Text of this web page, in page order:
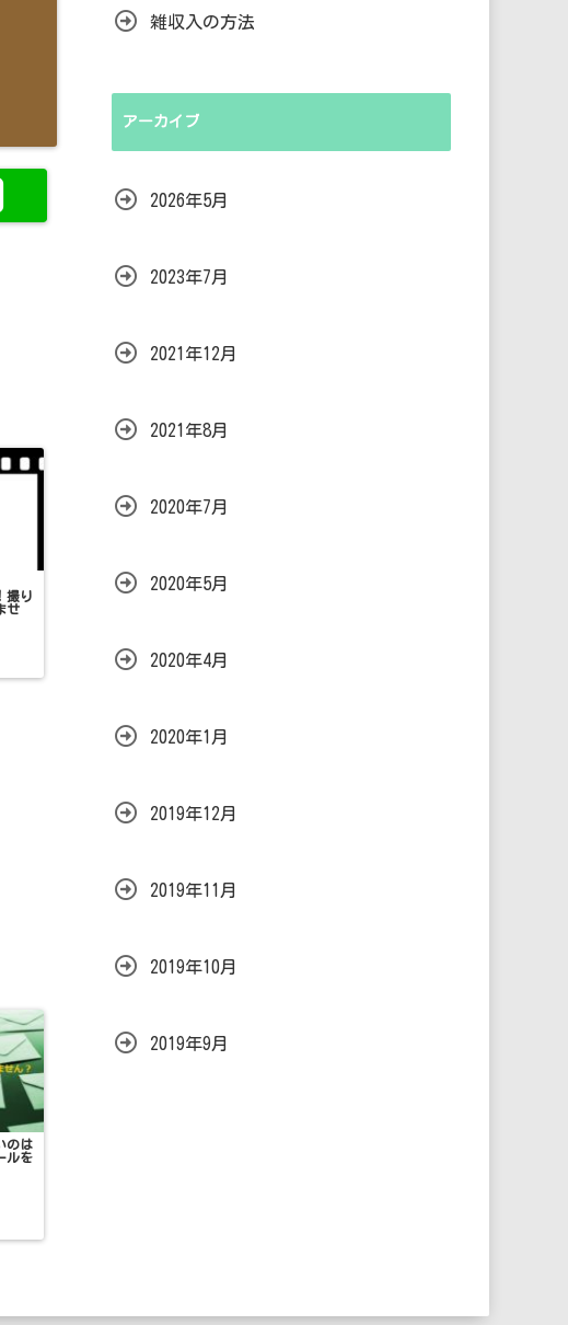
撮り
せ
のは
ルを
雑収入の方法
アーカイブ
2026年5月
2023年7月
2021年12月
2021年8月
2020年7月
2020年5月
2020年4月
2020年1月
2019年12月
2019年11月
2019年10月
2019年9月